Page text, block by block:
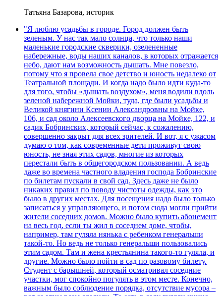
Татьяна Базарова, историк
"Я люблю усадьбы в городе. Город должен быть
зеленым. У нас так мало солнца, что только наши
маленькие городские скверики, озелененные
набережные, воды наших каналов, в которых отражается
небо, дают нам возможность дышать. Мне повезло,
потому что я провела свое детство и юность недалеко от
Театральной площади. И когда надо было идти куда-то
для того, чтобы «дышать воздухом», меня водили вдоль
зеленой набережной Мойки, туда, где были усадьбы и
Великой княгини Ксении Александровны на Мойке,
106, и сад около Алексеевского дворца на Мойке, 122, и
садик Бобринских, который сейчас, к сожалению,
совершенно закрыт для всех зрителей. И вот, я с ужасом
думаю о том, как современные дети проживут свою
юность, не зная этих садов, многие из которых
перестали быть в общегородском пользовании. А ведь
даже во времена частного владения господа Бобринские
по билетам пускали в свой сад. Здесь даже не было
никаких правил по поводу чистоты одежды, как это
было в других местах. Для посещения надо было только
записаться у управляющего, и потом сюда могли прийти
жители соседних домов. Можно было купить абонемент
на весь год, если ты жил в соседнем доме, чтобы,
например, там гуляла нянька с ребенком генеральши
такой-то. Но ведь не только генеральши пользовались
этим садом. Там и жена крестьянина такого-то гуляла, и
другие. Можно было пойти в сад по разовому билету.
Студент с барышней, который осматривал соседние
участки, мог спокойно погулять в этом месте. Конечно,
важным было соблюдение порядка, отсутствие мусора –